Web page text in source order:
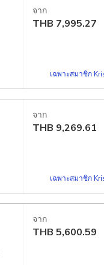
จาก
THB 7,995.27
เฉพาะสมาชิก
จาก
THB 9,269.61
เฉพาะสมาชิก
จาก
THB 5,600.59